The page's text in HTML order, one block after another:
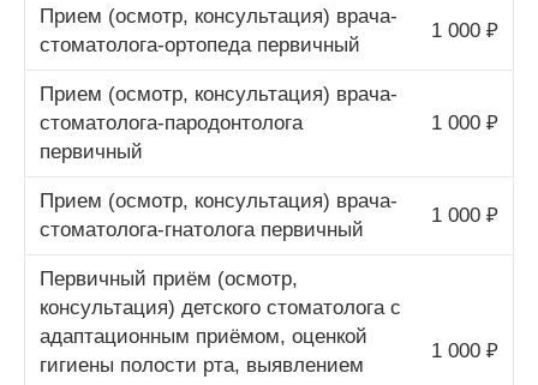
Прием (осмотр, консультация) врача-
стоматолога-ортопеда первичный
1 000 ₽
Прием (осмотр, консультация) врача-
стоматолога-пародонтолога
первичный
1 000 ₽
Прием (осмотр, консультация) врача-
стоматолога-гнатолога первичный
1 000 ₽
Первичный приём (осмотр,
консультация) детского стоматолога с
адаптационным приёмом, оценкой
гигиены полости рта, выявлением
1 000 ₽